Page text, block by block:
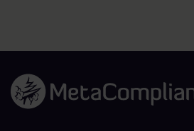
Lien vers la page d'accueil